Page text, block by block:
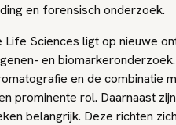
en forensisch onderzoek.
Sciences ligt op nieuwe
en biomarkeronderzoek.
en de combinatie
prominente rol. Daarnaast
belangrijk. Deze richten